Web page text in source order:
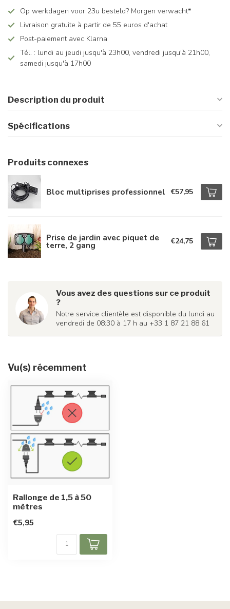
Op werkdagen voor 23u besteld? Morgen verwacht*
Livraison gratuite à partir de 55 euros d'achat
Post-paiement avec Klarna
Tél. : lundi au jeudi jusqu'à 23h00, vendredi jusqu'à 21h00,
samedi jusqu'à 17h00
Description du produit
Spécifications
Produits connexes
Bloc multiprises professionnel €57,95
Prise de jardin avec piquet de
terre, 2 gang €24,75
Vous avez des questions sur ce produit
?
Notre service clientèle est disponible du lundi au
vendredi de 08:30 à 17 h au +33 1 87 21 88 61
Vu(s) récemment
Rallonge de 1,5 à 50
mètres
€5,95